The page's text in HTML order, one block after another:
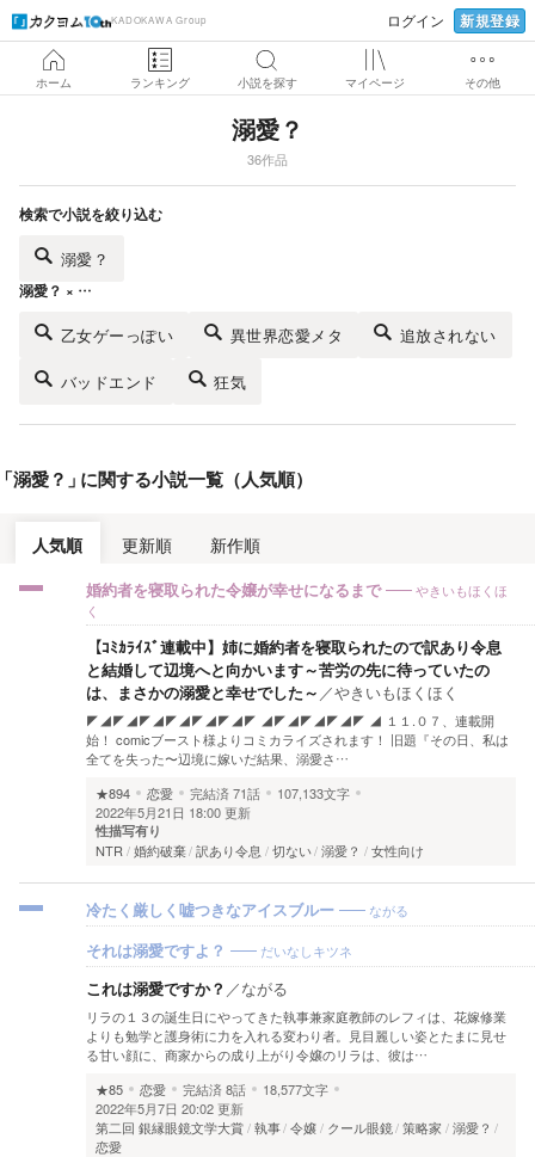
KADOKAWA Group ログイン 新規登録
ホーム ランキング 小説を探す マイページ その他
溺愛？
36作品
検索で小説を絞り込む
溺愛？
溺愛？ × …
乙女ゲーっぽい 異世界恋愛メタ 追放されない
バッドエンド 狂気
溺愛？ 」に関する小説一覧（人気順）
人気順 更新順 新作順
婚約者を寝取られた令嬢が幸せになるまで
やきいもほくほ
く
【ｺﾐｶﾗｲｽﾞ連載中】姉に婚約者を寝取られたので訳あり令息
と結婚して辺境へと向かいます～苦労の先に待っていたの
は、まさかの溺愛と幸せでした～ ／やきいもほくほく
◤◢◤◢◤◢◤◢◤◢◤◢◤ ◢◤◢◤◢◤◢◤ ◢ １１.０７、連載開
始！ comicブースト様よりコミカライズされます！ 旧題『その日、私は
全てを失った〜辺境に嫁いだ結果、溺愛さ…
★894
恋愛 完結済71話
107,133文字
2022年5月21日 18:00 更新
性描写有り
NTR 婚約破棄 訳あり令息 切ない 溺愛？ 女性向け
冷たく厳しく嘘つきなアイスブルー ながる
それは溺愛ですよ？ だいなしキツネ
これは溺愛ですか？ ／ながる
リラの１３の誕生日にやってきた執事兼家庭教師のレフィは、花嫁修業
よりも勉学と護身術に力を入れる変わり者。見目麗しい姿とたまに見せ
る甘い顔に、商家からの成り上がり令嬢のリラは、彼は…
★85
恋愛 完結済8話
18,577文字
2022年5月7日 20:02 更新
第二回 銀縁眼鏡文学大賞 執事 令嬢 クール眼鏡 策略家
溺愛？
恋愛